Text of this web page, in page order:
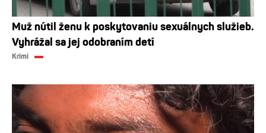
Muž nútil ženu k poskytovaniu sexuálnych služieb.
Vyhrážal sa jej odobraním detí
Krimi